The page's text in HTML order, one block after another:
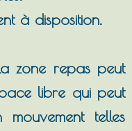
à disposition.
zone repas peut
libre qui peut
telles